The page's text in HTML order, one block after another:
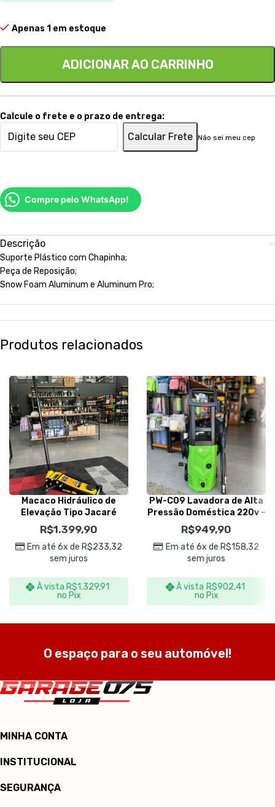
Apenas 1 em estoque
ADICIONAR AO CARRINHO
Calcule o frete e o prazo de entrega:
Calcular Frete Não sei meu cep
Compre pelo WhatsApp!
Descrição
Suporte Plástico com Chapinha;
Peça de Reposição;
Snow Foam Aluminum e Aluminum Pro;
Produtos relacionados
Macaco Hidráulico de
Elevação Tipo Jacaré
Rebaixado 3,5T – Vonder
R$1.399,90
Em até 6x de R$233,32
sem juros
À vista R$1.329,91
no Pix
PW-C09 Lavadora de Alta
Pressão Doméstica 220v –
IPC Brasil
R$949,90
Em até 6x de R$158,32
sem juros
À vista R$902,41
no Pix
O espaço para o seu automóvel!
MINHA CONTA
INSTITUCIONAL
SEGURANÇA